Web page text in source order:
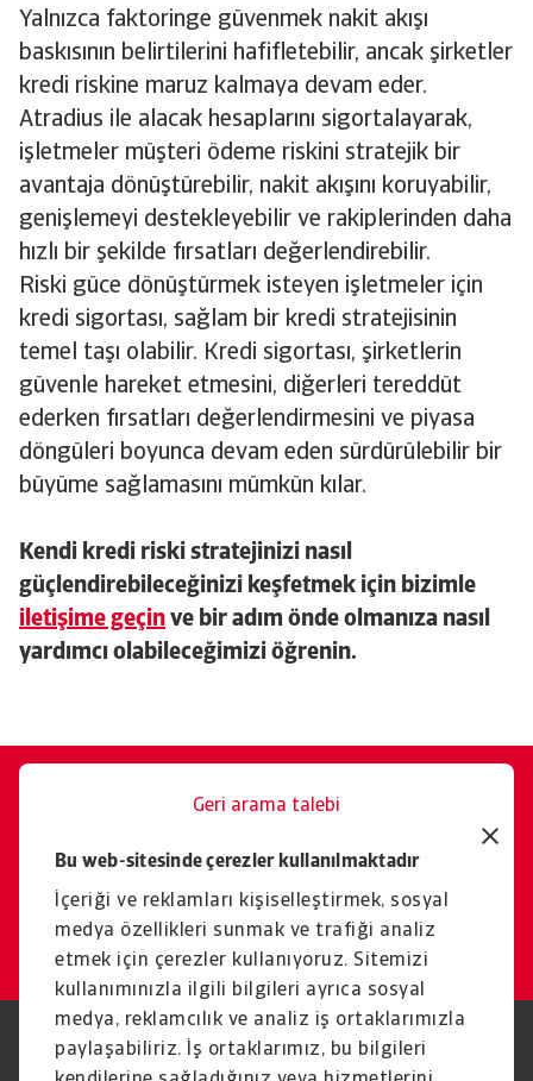
Bu web-sitesinde çerezler kullanılmaktadır
İçeriği ve reklamları kişiselleştirmek, sosyal
medya özellikleri sunmak ve trafiği analiz
etmek için çerezler kullanıyoruz. Sitemizi
kullanımınızla ilgili bilgileri ayrıca sosyal
medya, reklamcılık ve analiz iş ortaklarımızla
paylaşabiliriz. İş ortaklarımız, bu bilgileri
Yalnızca faktoringe güvenmek nakit akışı
baskısının belirtilerini hafifletebilir, ancak şirketler
kredi riskine maruz kalmaya devam eder.
Atradius ile alacak hesaplarını sigortalayarak,
işletmeler müşteri ödeme riskini stratejik bir
avantaja dönüştürebilir, nakit akışını koruyabilir,
genişlemeyi destekleyebilir ve rakiplerinden daha
hızlı bir şekilde fırsatları değerlendirebilir.
Riski güce dönüştürmek isteyen işletmeler için
kredi sigortası, sağlam bir kredi stratejisinin
temel taşı olabilir. Kredi sigortası, şirketlerin
güvenle hareket etmesini, diğerleri tereddüt
ederken fırsatları değerlendirmesini ve piyasa
döngüleri boyunca devam eden sürdürülebilir bir
büyüme sağlamasını mümkün kılar.
Kendi kredi riski stratejinizi nasıl
güçlendirebileceğinizi keşfetmek için bizimle
iletişime geçin ve bir adım önde olmanıza nasıl
yardımcı olabileceğimizi öğrenin.
Geri arama talebi
oluruz.
İletişim
Yasal Uyarı
Gizlilik Beyanımız
Çerez Bilgileri
Phishing ve Güvenlik